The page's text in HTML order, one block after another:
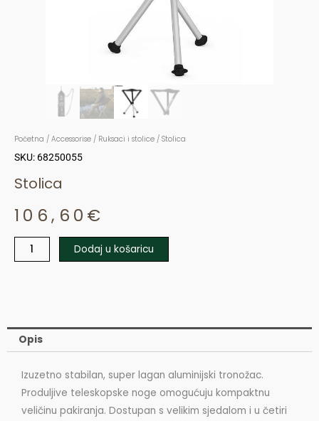
Početna / Accessorise / Ruksaci i stolice / Stolica
SKU: 68250055
Stolica
106,60 €
Stolica
Dodaj u košaricu
Opis
Izuzetno stabilan, super lagan aluminijski tronožac.
Produljive teleskopske noge omogućuju kompaktnu
veličinu pakiranja. Dostupan s velikim sjedalom i u četiri